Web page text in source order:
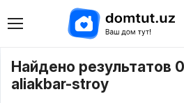
Найдено результатов
aliakbar-stroy